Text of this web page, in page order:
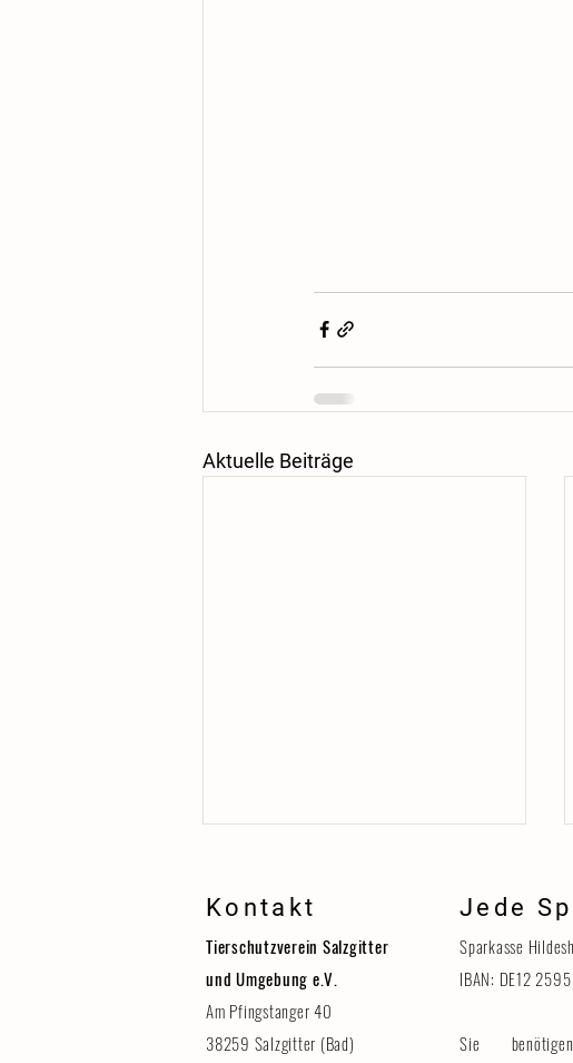
Aktuelle Beiträge
Erinnerung: Tag der Tiere am 8.
Kontakt
Tierschutzverein Salzgitter
und Umgebung e.V.
Am Pfingstanger 40
38259 Salzgitter (Bad)
Jede
Sparkasse
IBAN: DE12
Sie